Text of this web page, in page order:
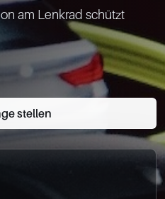
am Lenkrad schützt
stellen